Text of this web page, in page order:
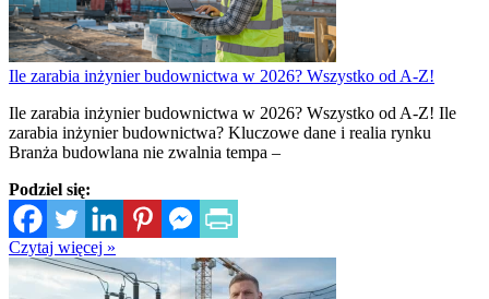
Ile zarabia inżynier budownictwa w 2026? Wszystko od A-Z!
Ile zarabia inżynier budownictwa w 2026? Wszystko od A-Z! Ile
zarabia inżynier budownictwa? Kluczowe dane i realia rynku
Branża budowlana nie zwalnia tempa –
Podziel się:
Czytaj więcej »